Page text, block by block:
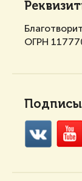
ОГРН